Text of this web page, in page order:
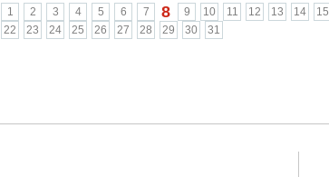
1
2 3 4 5 6 7 8 9 10 11 12 13 14 15
22
23 24 25 26 27 28 29 30 31